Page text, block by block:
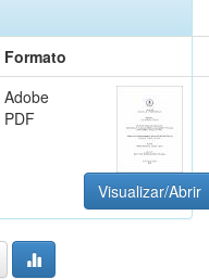
Formato
Adobe
PDF
Visualizar/Abrir